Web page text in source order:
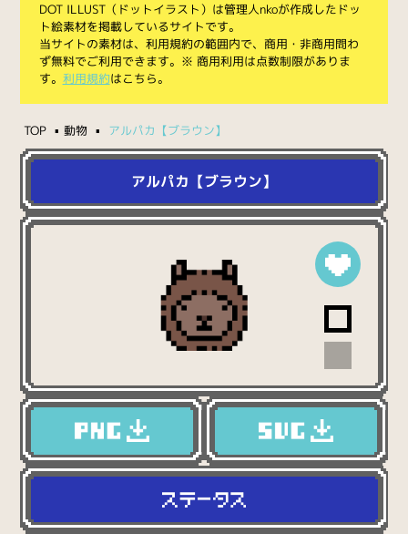
DOT ILLUST（ドットイラスト）は管理人nkoが作成したドッ
ト絵素材を掲載しているサイトです。
当サイトの素材は、利用規約の範囲内で、商用・非商用問わ
ず無料でご利用できます。※ 商用利用は点数制限がありま
す。 利用規約はこちら。
TOP 動物 アルパカ【ブラウン】
アルパカ【ブラウン】